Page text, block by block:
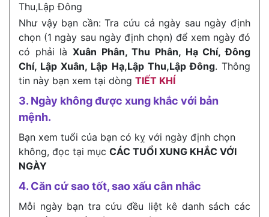
Thu,Lập Đông
Như vậy bạn cần: Tra cứu cả ngày sau ngày định
chọn (1 ngày sau ngày định chọn) để xem ngày đó
có phải là Xuân Phân, Thu Phân, Hạ Chí, Đông
Chí, Lập Xuân, Lập Hạ,Lập Thu,Lập Đông. Thông
tin này bạn xem tại dòng TIẾT KHÍ
3. Ngày không được xung khắc với bản
mệnh.
Bạn xem tuổi của bạn có kỵ với ngày định chọn
không, đọc tại mục CÁC TUỔI XUNG KHẮC VỚI
NGÀY
4. Căn cứ sao tốt, sao xấu cân nhắc
Mỗi ngày bạn tra cứu đều liệt kê danh sách các